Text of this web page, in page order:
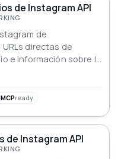
de Instagram API
de
directas de
e información sobre la
MCPready
de Instagram API